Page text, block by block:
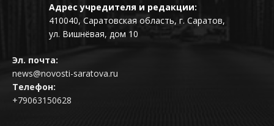
Адрес учредителя и редакции:
410040, Саратовская область, г. Саратов,
ул. Вишнёвая, дом 10
Эл. почта:
news@novosti-saratova.ru
Телефон:
+79063150628